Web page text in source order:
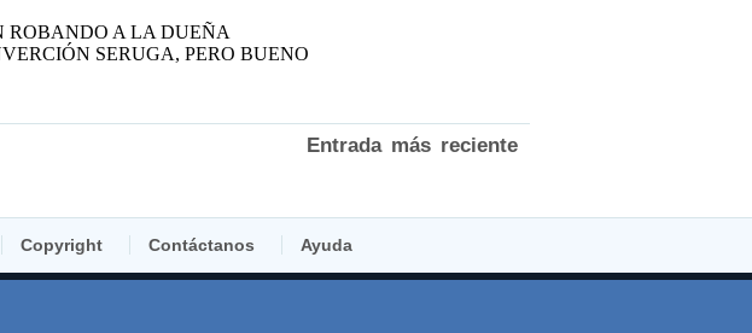
Entrada más reciente
Copyright Contáctanos Ayuda